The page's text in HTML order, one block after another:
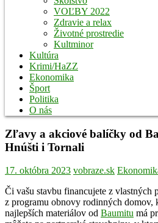
VOĽBY 2022
Zdravie a relax
Životné prostredie
Kultminor
Kultúra
Krimi/HaZZ
Ekonomika
Šport
Politika
O nás
Zľavy a akciové balíčky od
Hnúšti i Tornali
17. októbra 2023 vobraze.sk
Či vašu stavbu financujete z vlastných
z programu obnovy rodinných domov,
najlepších materiálov od Baumitu má